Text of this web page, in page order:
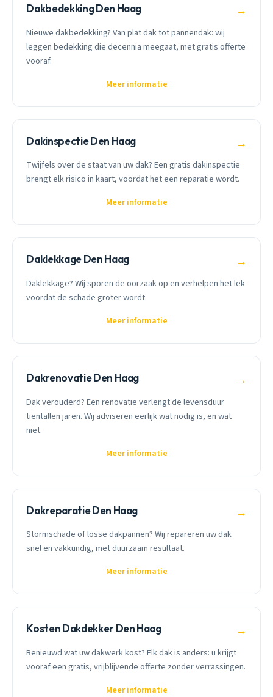
Dakbedekking Den Haag →
Nieuwe dakbedekking? Van plat dak tot pannendak: wij
leggen bedekking die decennia meegaat, met gratis offerte
vooraf.
Meer informatie
Dakinspectie Den Haag →
Twijfels over de staat van uw dak? Een gratis dakinspectie
brengt elk risico in kaart, voordat het een reparatie wordt.
Meer informatie
Daklekkage Den Haag →
Daklekkage? Wij sporen de oorzaak op en verhelpen het lek
voordat de schade groter wordt.
Meer informatie
Dakrenovatie Den Haag →
Dak verouderd? Een renovatie verlengt de levensduur
tientallen jaren. Wij adviseren eerlijk wat nodig is, en wat
niet.
Meer informatie
Dakreparatie Den Haag →
Stormschade of losse dakpannen? Wij repareren uw dak
snel en vakkundig, met duurzaam resultaat.
Meer informatie
Kosten Dakdekker Den Haag →
Benieuwd wat uw dakwerk kost? Elk dak is anders: u krijgt
vooraf een gratis, vrijblijvende offerte zonder verrassingen.
Meer informatie